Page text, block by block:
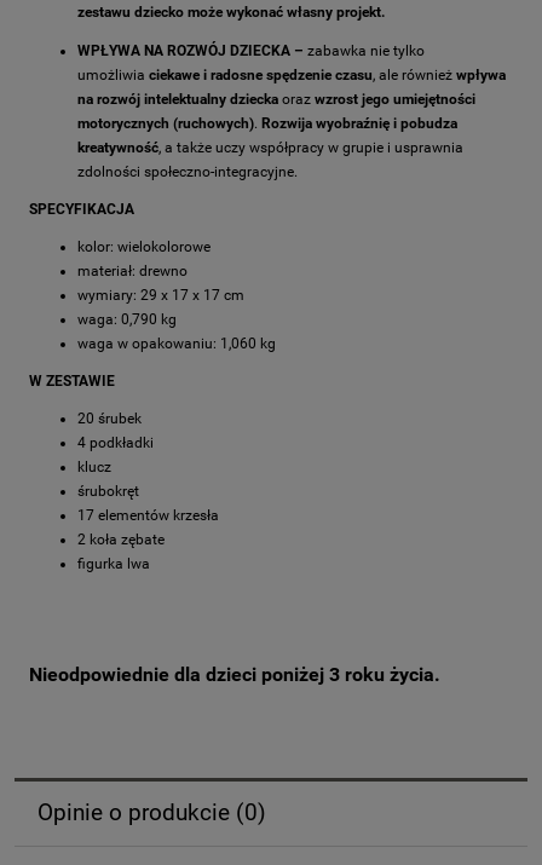
zestawu dziecko może wykonać własny projekt.
WPŁYWA NA ROZWÓJ DZIECKA – zabawka nie tylko
umożliwia ciekawe i radosne spędzenie czasu, ale również wpływa
na rozwój intelektualny dziecka oraz wzrost jego umiejętności
motorycznych (ruchowych). Rozwija wyobraźnię i pobudza
kreatywność, a także uczy współpracy w grupie i usprawnia
zdolności społeczno-integracyjne.
SPECYFIKACJA
kolor: wielokolorowe
materiał: drewno
wymiary: 29 x 17 x 17 cm
waga: 0,790 kg
waga w opakowaniu: 1,060 kg
W ZESTAWIE
20 śrubek
4 podkładki
klucz
śrubokręt
17 elementów krzesła
2 koła zębate
figurka lwa
Nieodpowiednie dla dzieci poniżej 3 roku życia.
Opinie o produkcie (0)